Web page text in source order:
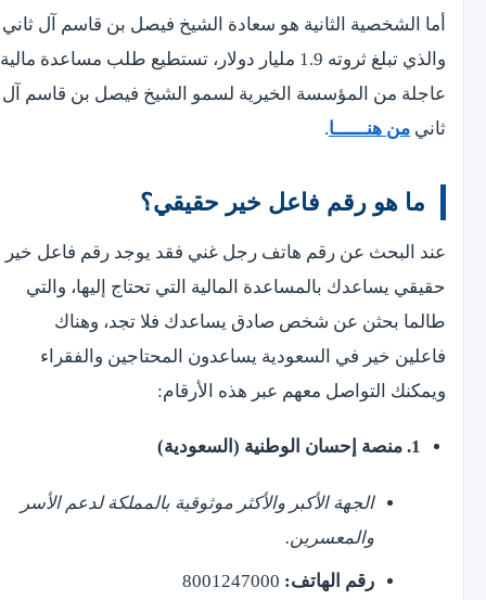
أما الشخصية الثانية هو سعادة الشيخ فيصل بن قاسم آل ثاني
والذي تبلغ ثروته 1.9 مليار دولار، تستطيع طلب مساعدة مالية
عاجلة من المؤسسة الخيرية لسمو الشيخ فيصل بن قاسم آل
ثاني من هنــــــا.
ما هو رقم فاعل خير حقيقي؟
عند البحث عن رقم هاتف رجل غني فقد يوجد رقم فاعل خير
حقيقي يساعدك بالمساعدة المالية التي تحتاج إليها، والتي
طالما بحثن عن شخص صادق يساعدك فلا تجد، وهناك
فاعلين خير في السعودية يساعدون المحتاجين والفقراء
ويمكنك التواصل معهم عبر هذه الأرقام:
1. منصة إحسان الوطنية (السعودية)
الجهة الأكبر والأكثر موثوقية بالمملكة لدعم الأسر
والمعسرين.
رقم الهاتف: